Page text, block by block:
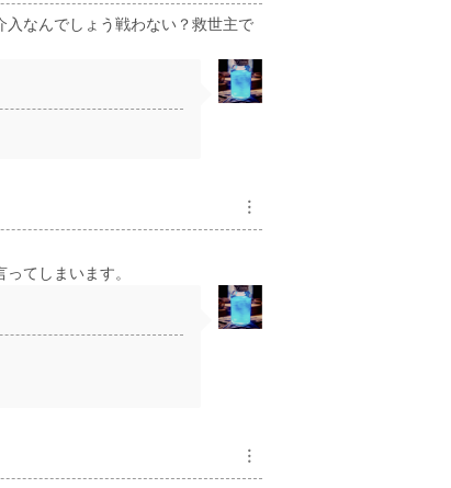
なんでしょう戦わない？救世主で
︙
てしまいます。
︙